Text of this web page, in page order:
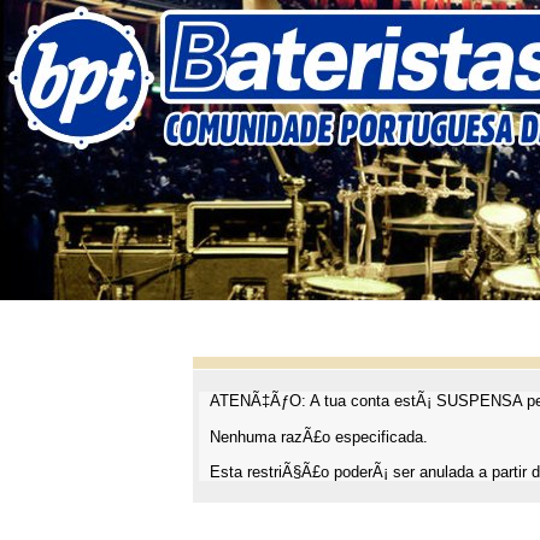
ATENÃ‡ÃƒO: A tua conta estÃ¡ SUSPENSA
Nenhuma razÃ£o especificada.
Esta restriÃ§Ã£o poderÃ¡ ser anulada a partir